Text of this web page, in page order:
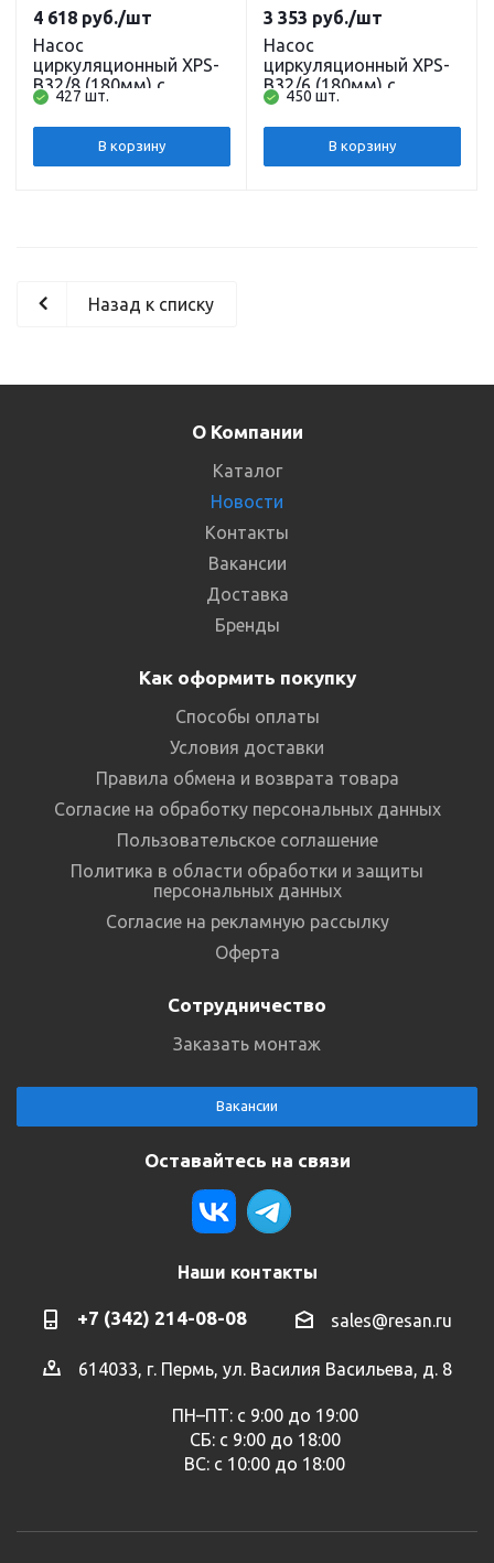
Насос
циркуляционный XPS-
B32/8 (180мм) с
гайками без кабеля
SHIMGE
427 шт.
4 618 руб./шт
В корзину
Насос
циркуляционный XPS-
B32/6 (180мм) с
гайками без кабеля
SHIMGE
450 шт.
3 353 руб./шт
В корзину
Назад к списку
О Компании
Каталог
Новости
Контакты
Вакансии
Доставка
Бренды
Как оформить покупку
Способы оплаты
Условия доставки
Правила обмена и возврата товара
Согласие на обработку персональных данных
Пользовательское соглашение
Политика в области обработки и защиты
персональных данных
Согласие на рекламную рассылку
Оферта
Сотрудничество
Заказать монтаж
Вакансии
Оставайтесь на связи
Наши контакты
+7 (342) 214-08-08 sales@resan.ru
614033, г. Пермь, ул. Василия Васильева, д. 8
ПН–ПТ: с 9:00 до 19:00
СБ: с 9:00 до 18:00
ВС: с 10:00 до 18:00